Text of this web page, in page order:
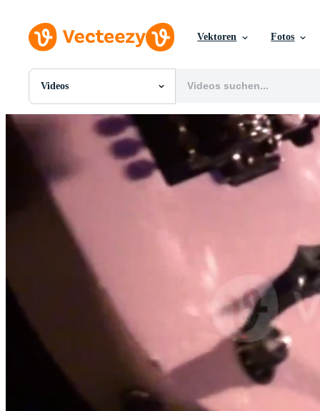
Vektoren Fotos
Videos
Alle Bilder
Vorlagen
Videos
Motion Graphics
Redaktionelle Bilder
Redaktionelle Ereignisse